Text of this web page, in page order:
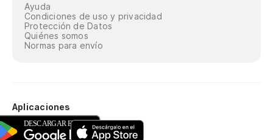
Ayuda
Condiciones de uso y privacidad
Protección de Datos
Quiénes somos
Normas para envío
Aplicaciones